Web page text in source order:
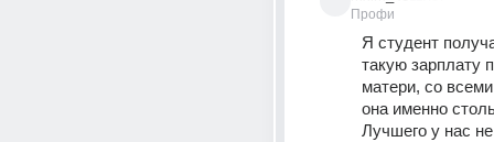
Профи
Я студент
такую зарплату
матери, со
она именно
Лучшего у нас